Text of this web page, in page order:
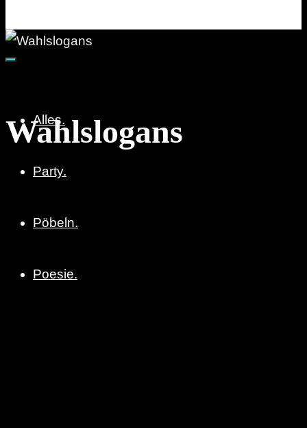
Alles.
Party.
Pöbeln.
Poesie.
Wahlslogans